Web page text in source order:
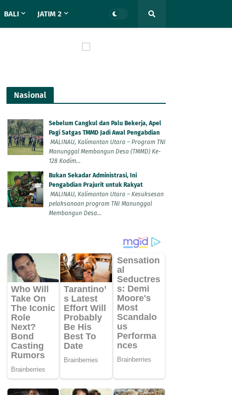
BALI JATIM 2
Nasional
Sebelum Cangkul dan Palu Bekerja, Apel
Pagi Satgas TMMD Jadi Awal Pengabdian
MALINAU, Kalimantan Utara – Program TNI
Manunggal Membangun Desa (TMMD) Ke-
128 Kodim...
Bukan Sekadar Administrasi, Ini
Pengabdian Prajurit untuk Rakyat
MALINAU, Kalimantan Utara – Kesuksesan
pelaksanaan program TNI Manunggal
Membangun Desa...